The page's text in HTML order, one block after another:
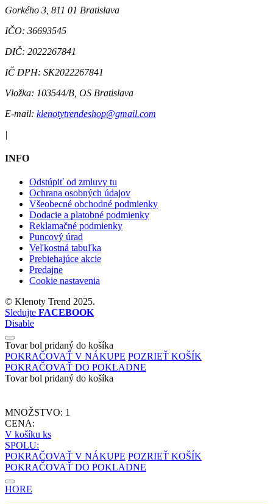
Gorkého 3, 811 01 Bratislava
IČO: 36693545
DIČ: 2022267841
IČ DPH: SK2022267841
Vložka: 103544/B, OS Bratislava
E-mail: klenotytrendeshop@gmail.com
|
INFO
Odstúpiť od zmluvy tu
Ochrana osobných údajov
Všeobecné obchodné podmienky
Dodacie a platobné podmienky
Reklamačné podmienky
Puncový úrad
Veľkostná tabuľka
Prebiehajúce akcie
Predajne
Cookie nastavenia
© Klenoty Trend 2025.
Sledujte FACEBOOK
Disable
Tovar bol pridaný do košíka
POKRAČOVAŤ V NÁKUPE POZRIEŤ KOŠÍK
POKRAČOVAŤ DO POKLADNE
Tovar bol pridaný do košíka
MNOŽSTVO: 1
CENA:
V košíku ks
SPOLU:
POKRAČOVAŤ V NÁKUPE POZRIEŤ KOŠÍK
POKRAČOVAŤ DO POKLADNE
HORE